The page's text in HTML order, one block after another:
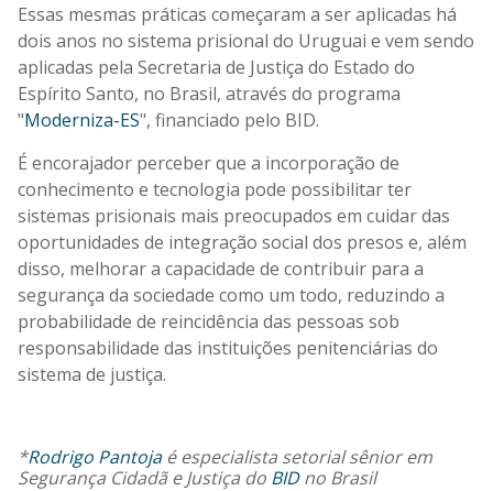
Essas mesmas práticas começaram a ser aplicadas há
dois anos no sistema prisional do Uruguai e vem sendo
aplicadas pela Secretaria de Justiça do Estado do
Espírito Santo, no Brasil, através do programa
"Moderniza-ES", financiado pelo BID.
É encorajador perceber que a incorporação de
conhecimento e tecnologia pode possibilitar ter
sistemas prisionais mais preocupados em cuidar das
oportunidades de integração social dos presos e, além
disso, melhorar a capacidade de contribuir para a
segurança da sociedade como um todo, reduzindo a
probabilidade de reincidência das pessoas sob
responsabilidade das instituições penitenciárias do
sistema de justiça.
*Rodrigo Pantojaéespecialista setorial sênior em
Segurança Cidadã e Justiça do BIDno Brasil